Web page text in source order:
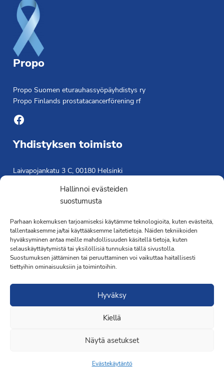
Hallinnoi evästeiden
suostumusta
Parhaan kokemuksen tarjoamiseksi käytämme teknologioita, kuten evästeitä,
tallentaaksemme ja/tai käyttääksemme laitetietoja. Näiden tekniikoiden
hyväksyminen antaa meille mahdollisuuden käsitellä tietoja, kuten
selauskäyttäytymistä tai yksilöllisiä tunnuksia tällä sivustolla.
Suostumuksen jättäminen tai peruuttaminen voi vaikuttaa haitallisesti
tiettyihin ominaisuuksiin ja toimintoihin.
Hyväksy
Kiellä
Näytä asetukset
Evästekäytäntö
Propo
Propo Suomen eturauhassyöpäyhdistys ry
Propo Finlands prostatacancerförening rf
Liity jäseneksi
Facebook
Yhdistyksen toimisto
Laivapojankatu 3 C, 00180 Helsinki
Saavutettavuusseloste »
Toiminnanjohtaja
Kimmo Järvinen
Terveydenhoitaja
041 501 4176
·Toteutus ja ylläpitoMMD Networks